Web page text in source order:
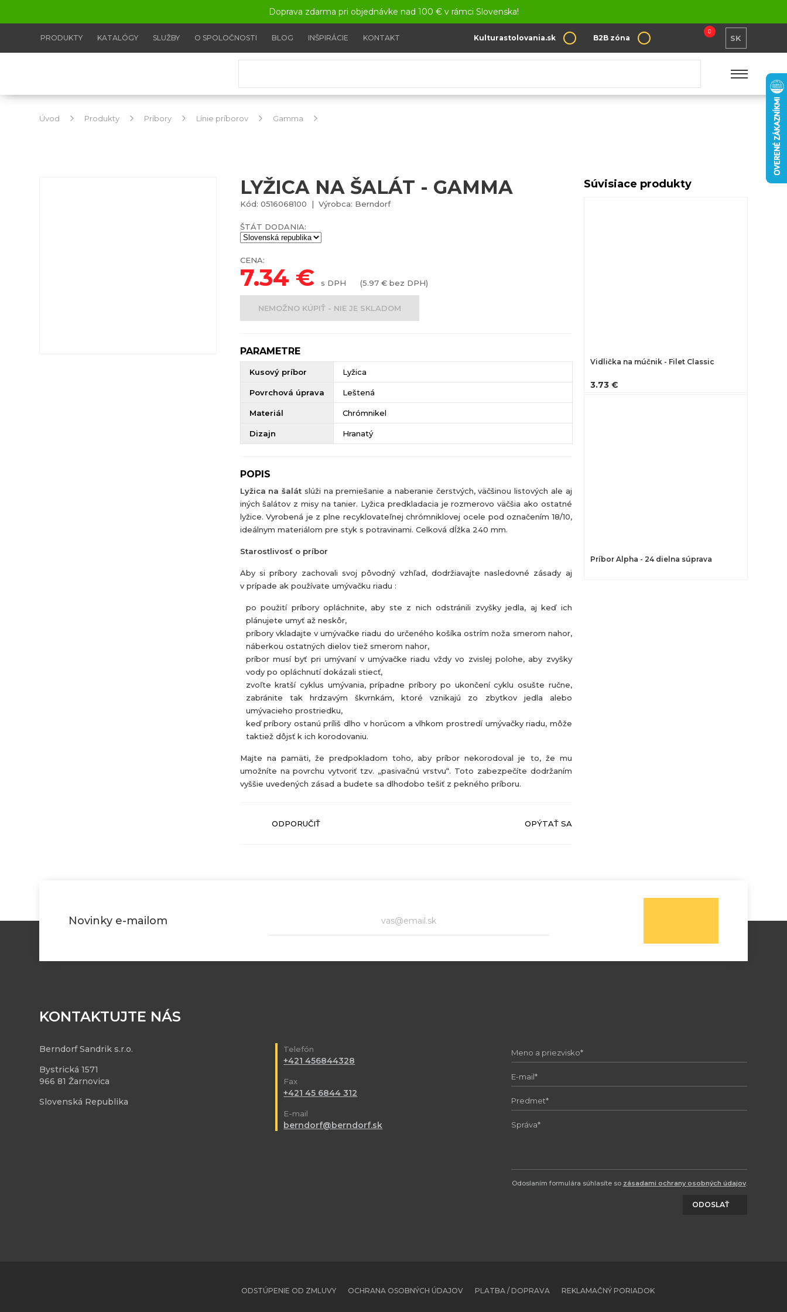
Doprava zdarma pri objednávke nad 100 € v rámci Slovenska!
PRODUKTY KATALÓGY SLUŽBY O SPOLOČNOSTI BLOG INŠPIRÁCIE KONTAKT Kulturastolovania.sk B2B zóna
0
SK
Úvod Produkty Príbory Línie príborov Gamma
LYŽICA NA ŠALÁT - GAMMA
Kód: 0516068100 | Výrobca: Berndorf
ŠTÁT DODANIA:
CENA:
7.34 € s DPH (5.97€ bez DPH)
NEMOŽNO KÚPIŤ - NIE JE SKLADOM
PARAMETRE
Kusový príbor Lyžica
Povrchová úprava Leštená
Materiál Chrómnikel
Dizajn Hranatý
POPIS
Lyžica na šalát slúži na premiešanie a naberanie čerstvých, väčšinou listových ale aj
iných šalátov z misy na tanier. Lyžica predkladacia je rozmerovo väčšia ako ostatné
lyžice. Vyrobená je z plne recyklovateľnej chrómniklovej ocele pod označením 18/10,
ideálnym materiálom pre styk s potravinami. Celková dĺžka 240 mm.
Starostlivosť o príbor
Aby si príbory zachovali svoj pôvodný vzhľad, dodržiavajte nasledovné zásady aj
v prípade ak používate umývačku riadu :
po použití príbory opláchnite, aby ste z nich odstránili zvyšky jedla, aj keď ich
plánujete umyť až neskôr,
príbory vkladajte v umývačke riadu do určeného košíka ostrím noža smerom nahor,
náberkou ostatných dielov tiež smerom nahor,
príbor musí byť pri umývaní v umývačke riadu vždy vo zvislej polohe, aby zvyšky
vody po opláchnutí dokázali stiecť,
zvoľte kratší cyklus umývania, prípadne príbory po ukončení cyklu osušte ručne,
zabránite tak hrdzavým škvrnkám, ktoré vznikajú zo zbytkov jedla alebo
umývacieho prostriedku,
keď príbory ostanú príliš dlho v horúcom a vlhkom prostredí umývačky riadu, môže
taktiež dôjsť k ich korodovaniu.
Majte na pamäti, že predpokladom toho, aby príbor nekorodoval je to, že mu
umožníte na povrchu vytvoriť tzv. „pasivačnú vrstvu“. Toto zabezpečíte dodržaním
vyššie uvedených zásad a budete sa dlhodobo tešiť z pekného príboru.
ODPORUČIŤ OPÝTAŤ SA
Súvisiace produkty
Vidlička na múčnik - Filet Classic
3.73 €
Príbor Alpha - 24 dielna súprava
Novinky e-mailom
KONTAKTUJTE NÁS
Berndorf Sandrik s.r.o.
Bystrická 1571
966 81 Žarnovica
Slovenská Republika
Telefón
+421 456844328
Fax
+421 45 6844 312
E-mail
berndorf@berndorf.sk
Odoslaním formulára súhlasíte so zásadami ochrany osobných údajov.
ODOSLAŤ
ODSTÚPENIE OD ZMLUVY OCHRANA OSOBNÝCH ÚDAJOV PLATBA / DOPRAVA REKLAMAČNÝ PORIADOK